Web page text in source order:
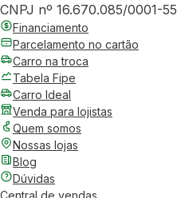
CNPJ nº 16.670.085/0001-55
Financiamento
Parcelamento no cartão
Carro na troca
Tabela Fipe
Carro Ideal
Venda para lojistas
Quem somos
Nossas lojas
Blog
Dúvidas
Central de vendas